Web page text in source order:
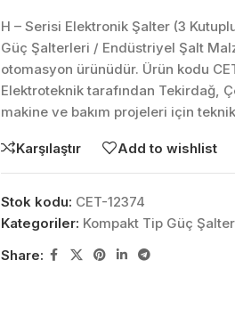
H – Serisi Elektronik Şalter (3
Güç Şalterleri / Endüstriyel Şalt
otomasyon ürünüdür. Ürün kodu
Elektroteknik tarafından Tekirdağ,
makine ve bakım projeleri için
Karşılaştır Add to wishlist
Stok kodu: CET-12374
Kategoriler: Kompakt Tip Güç
Share: